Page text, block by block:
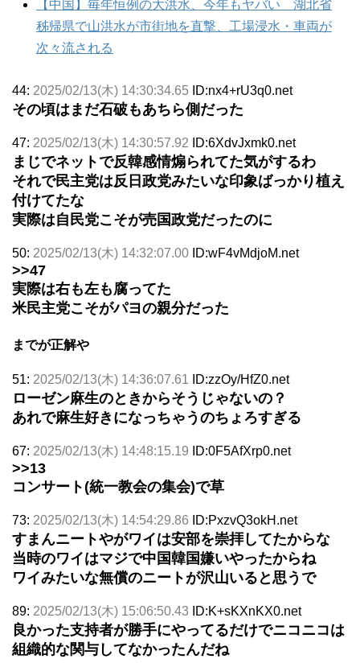
【中国】毎年恒例の大洪水、今年もヤバい 湖北省
秭帰県で山洪水が市街地を直撃、工場浸水・車両が
次々流される
44: 2025/02/13(木) 14:30:34.65 ID:nx4+rU3q0.net
その頃はまだ石破もあちら側だった
47: 2025/02/13(木) 14:30:57.92 ID:6XdvJxmk0.net
まじでネットで反韓感情煽られてた気がするわ
それで民主党は反日政党みたいな印象ばっかり植え
付けてたな
実際は自民党こそが売国政党だったのに
50: 2025/02/13(木) 14:32:07.00 ID:wF4vMdjoM.net
>>47
実際は右も左も腐ってた
米民主党こそがパヨの親分だった
までが正解や
51: 2025/02/13(木) 14:36:07.61 ID:zzOy/HfZ0.net
ローゼン麻生のときからそうじゃないの？
あれで麻生好きになっちゃうのちょろすぎる
67: 2025/02/13(木) 14:48:15.19 ID:0F5AfXrp0.net
>>13
コンサート(統一教会の集会)で草
73: 2025/02/13(木) 14:54:29.86 ID:PxzvQ3okH.net
すまんニートやがワイは安部を崇拝してたからな
当時のワイはマジで中国韓国嫌いやったからね
ワイみたいな無償のニートが沢山いると思うで
89: 2025/02/13(木) 15:06:50.43 ID:K+sKXnKX0.net
良かった支持者が勝手にやってるだけでニコニコは
組織的な関与してなかったんだね